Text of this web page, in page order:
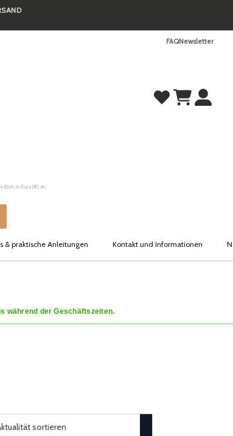
FAQNewsletter
in Euro (€) an.
& praktische Anleitungen Kontakt und Informationen
während der Geschäftszeiten.